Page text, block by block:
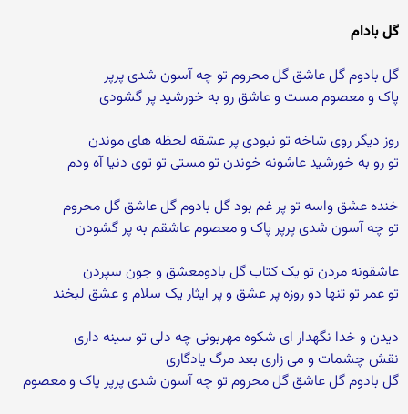
گل بادام
گل بادوم گل عاشق گل محروم تو چه آسون شدی پرپر
پاک و معصوم مست و عاشق رو به خورشید پر گشودی
روز دیگر روی شاخه تو نبودی پر عشقه لحظه های موندن
تو رو به خورشید عاشونه خوندن تو مستی تو توی دنیا آه ودم
خنده عشق واسه تو پر غم بود گل بادوم گل عاشق گل محروم
تو چه آسون شدی پرپر پاک و معصوم عاشقم به پر گشودن
عاشقونه مردن تو یک کتاب گل بادومعشق و جون سپردن
تو عمر تو تنها دو روزه پر عشق و پر ایثار یک سلام و عشق لبخند
دیدن و خدا نگهدار ای شکوه مهربونی چه دلی تو سینه داری
نقش چشمات و می زاری بعد مرگ یادگاری
گل بادوم گل عاشق گل محروم تو چه آسون شدی پرپر پاک و معصوم